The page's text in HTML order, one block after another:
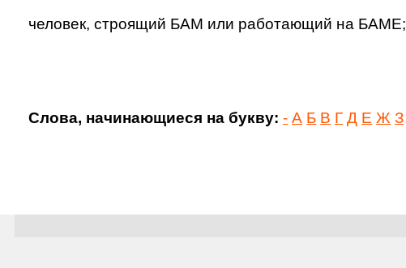
человек, строящий БАМ или работающий на БАМЕ;
Слова, начинающиеся на букву: - А Б В Г Д Е Ж З